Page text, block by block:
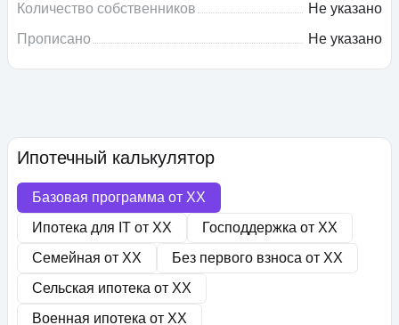
Количество собственников
Не указано
Прописано
Не указано
Ипотечный калькулятор
Базовая программа от XX
Ипотека для IT от XX Господдержка от XX
Семейная от XX Без первого взноса от XX
Сельская ипотека от XX
Военная ипотека от XX